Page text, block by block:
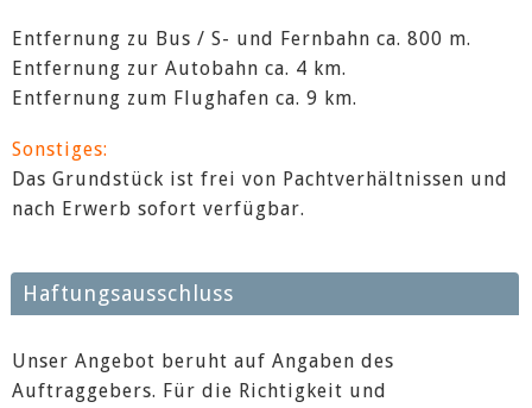
Entfernung zu Bus / S- und Fernbahn ca. 800 m.
Entfernung zur Autobahn ca. 4 km.
Entfernung zum Flughafen ca. 9 km.
Sonstiges:
Das Grundstück ist frei von Pachtverhältnissen und
nach Erwerb sofort verfügbar.
Haftungsausschluss
Unser Angebot beruht auf Angaben des
Auftraggebers. Für die Richtigkeit und